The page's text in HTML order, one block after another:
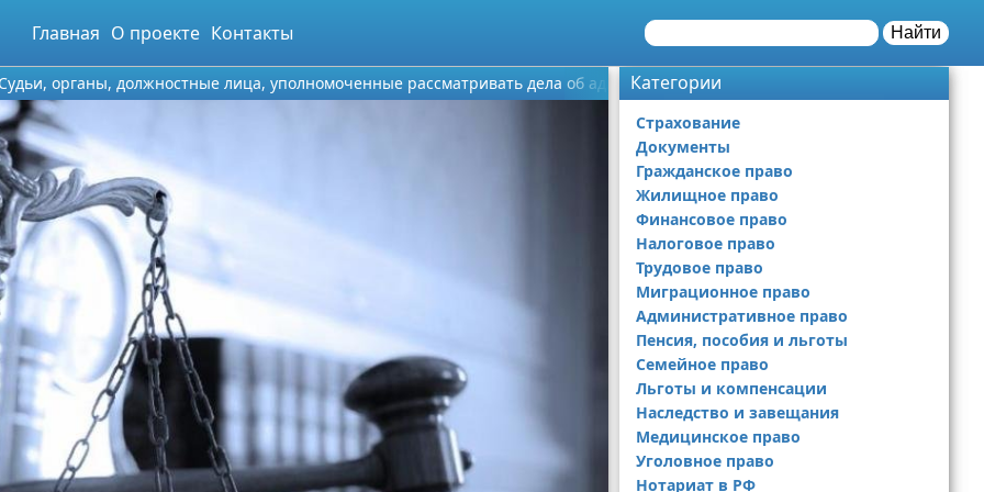
Главная О проекте Контакты Найти
органы, должностные лица, уполномоченные рассматривать дела об административных правонарушениях
Категории
Страхование
Документы
Гражданское право
Жилищное право
Финансовое право
Налоговое право
Трудовое право
Миграционное право
Административное право
Пенсия, пособия и льготы
Семейное право
Льготы и компенсации
Наследство и завещания
Медицинское право
Уголовное право
Нотариат в РФ